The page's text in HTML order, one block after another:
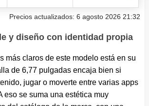
Precios actualizados: 6 agosto 2026 21:32
y diseño con identidad propia
más claros de este modelo está en su
de 6,77 pulgadas encaja bien si
jugar o moverte entre varias apps
eso se suma una estética muy